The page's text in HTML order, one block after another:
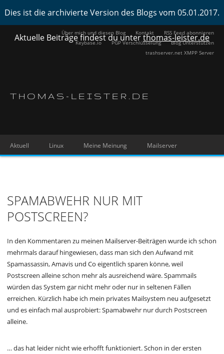
Dies ist die archivierte Version des Blogs vom 05.01.2017.
Aktuelle Beiträge findest du unterthomas-leister.de
RSS Feed abonnieren
Kontakt
Über mich und diesen Blog
Blog Unterstützen
PGP Verschlüsselung
Keybase.io
trashserver.net XMPP Server
THOMAS-LEISTER.DE
Aktuell Linux Meine Meinung Mailserver
SPAMABWEHR NUR MIT
POSTSCREEN?
In den Kommentaren zu meinen Mailserver-Beiträgen wurde ich schon
mehrmals darauf hingewiesen, dass man sich den Aufwand mit
Spamassassin, Amavis und Co eigentlich sparen könne, weil
Postscreen alleine schon mehr als ausreichend wäre. Spammails
würden das System gar nicht mehr oder nur in seltenen Fällen
erreichen. Kürzlich habe ich mein privates Mailsystem neu aufgesetzt
und es einfach mal ausprobiert: Spamabwehr nur durch Postscreen
alleine.
… das hat leider nicht wie erhofft funktioniert. Schon in der ersten